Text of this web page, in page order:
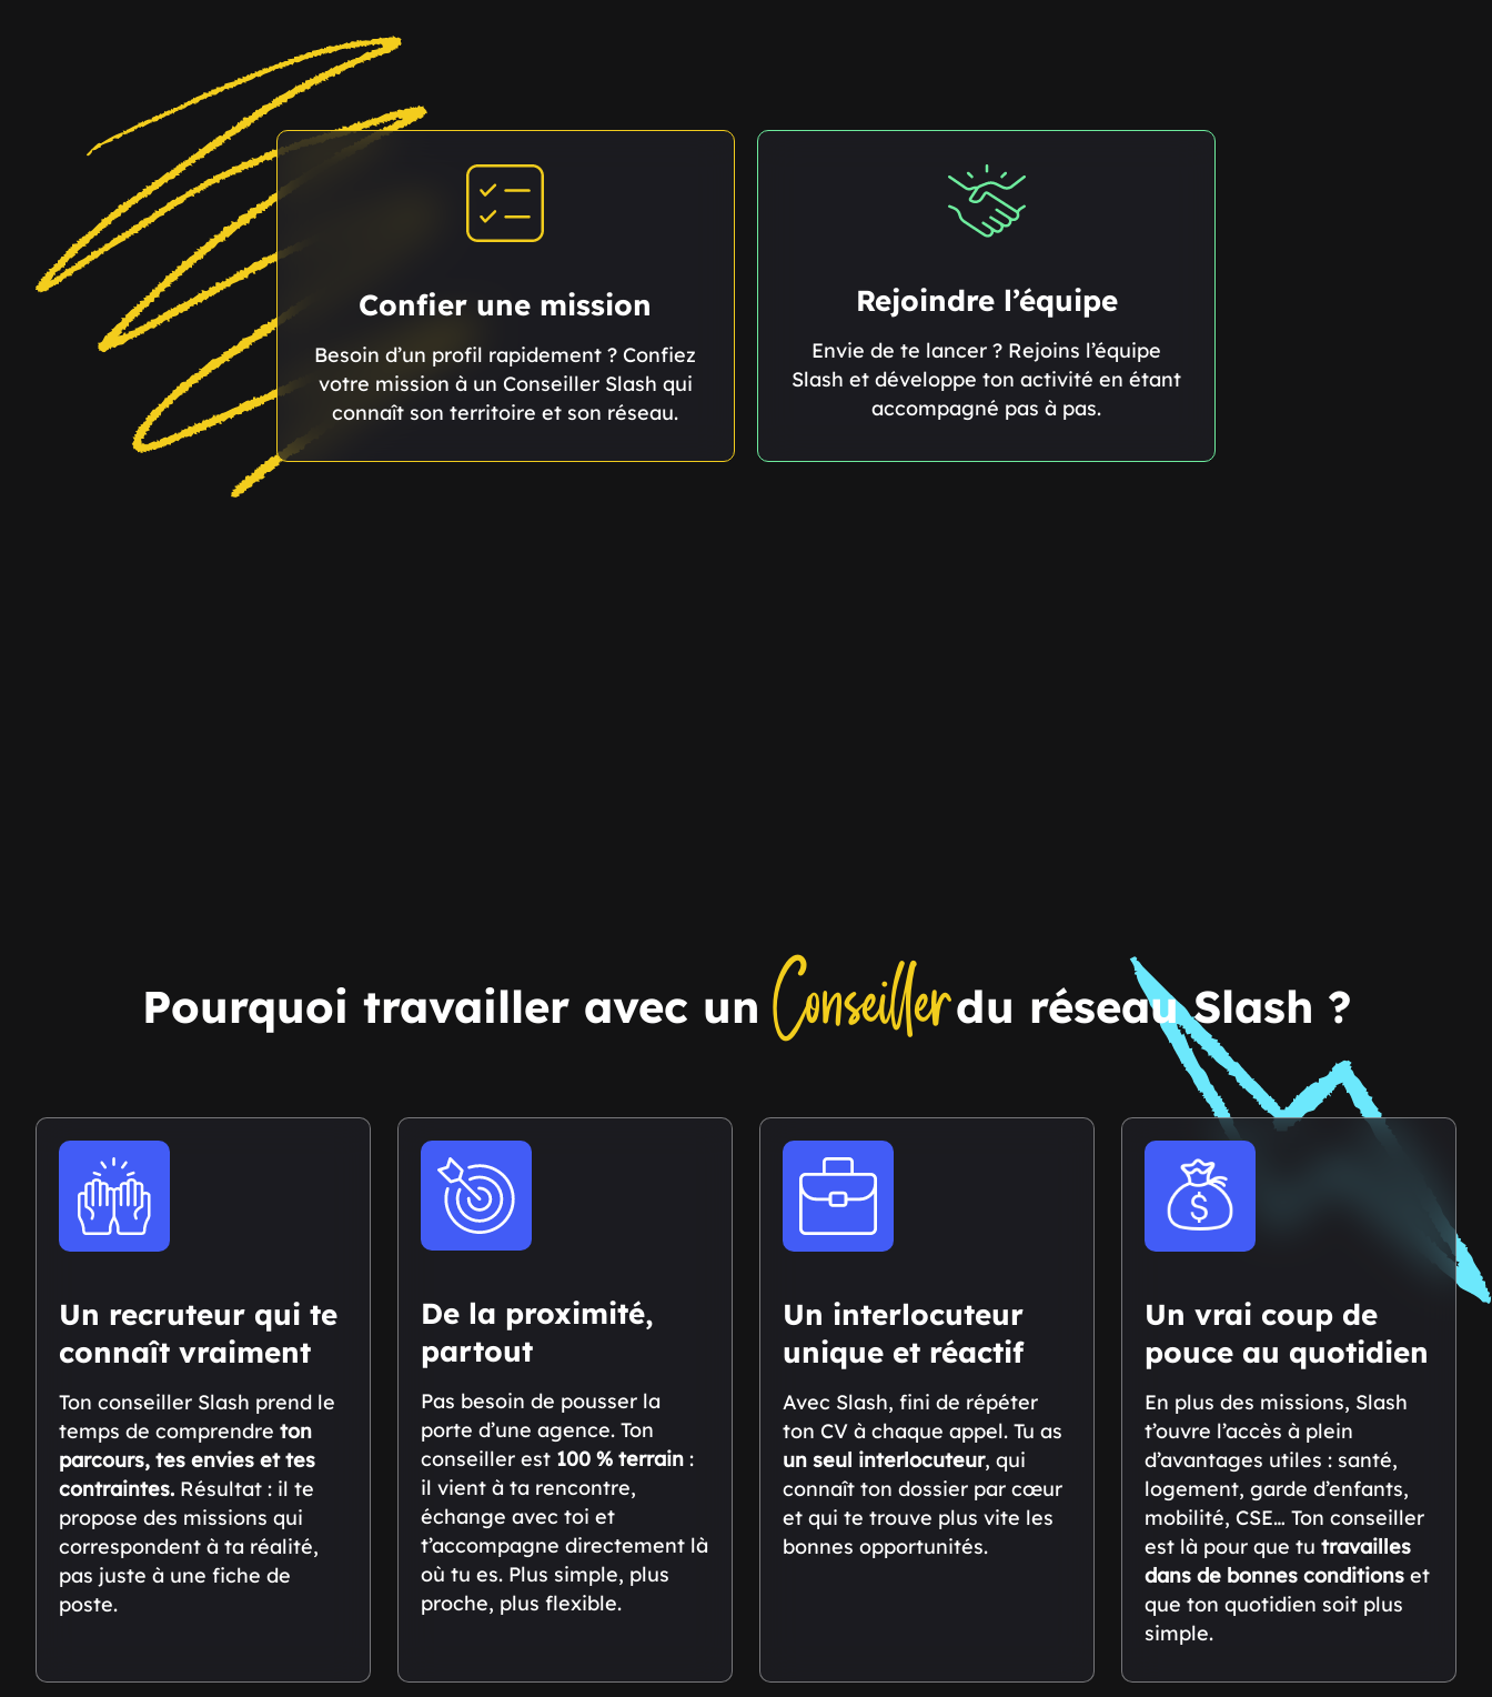
Confier une mission
Besoin d’un profil rapidement ? Confiez
votre mission à un Conseiller Slash qui
connaît son territoire et son réseau.
Rejoindre l’équipe
Envie de te lancer ? Rejoins l’équipe
Slash et développe ton activité en étant
accompagné pas à pas.
Pourquoi travailler avec unConseillerdu réseau Slash ?
Un recruteur qui te
connaît vraiment
Ton conseiller Slash prend le
temps de comprendre ton
parcours, tes envies et tes
contraintes. Résultat : il te
propose des missions qui
correspondent à ta réalité,
pas juste à une fiche de
poste.
De la proximité,
partout
Pas besoin de pousser la
porte d’une agence. Ton
conseiller est 100 % terrain:
il vient à ta rencontre,
échange avec toi et
t’accompagne directement là
où tu es. Plus simple, plus
proche, plus flexible.
Un interlocuteur
unique et réactif
Avec Slash, fini de répéter
ton CV à chaque appel. Tu as
un seul interlocuteur, qui
connaît ton dossier par cœur
et qui te trouve plus vite les
bonnes opportunités.
Un vrai coup de
pouce au quotidien
En plus des missions, Slash
t’ouvre l’accès à plein
d’avantages utiles : santé,
logement, garde d’enfants,
mobilité, CSE… Ton conseiller
est là pour que tu travailles
dans de bonnes conditionset
que ton quotidien soit plus
simple.